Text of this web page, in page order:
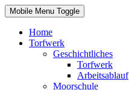
Mobile Menu Toggle
Home
Torfwerk
Geschichtliches
Torfwerk
Arbeitsablauf
Moorschule